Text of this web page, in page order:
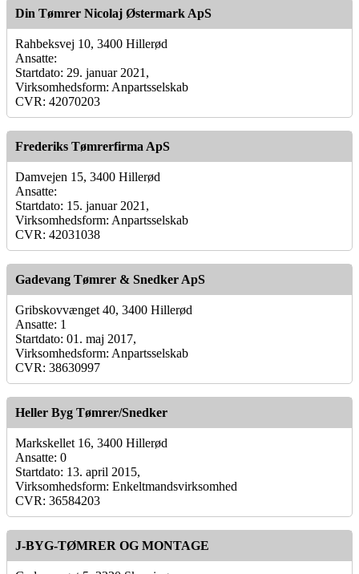
Din Tømrer Nicolaj Østermark ApS
Rahbeksvej 10, 3400 Hillerød
Ansatte:
Startdato: 29. januar 2021,
Virksomhedsform: Anpartsselskab
CVR: 42070203
Frederiks Tømrerfirma ApS
Damvejen 15, 3400 Hillerød
Ansatte:
Startdato: 15. januar 2021,
Virksomhedsform: Anpartsselskab
CVR: 42031038
Gadevang Tømrer & Snedker ApS
Gribskovvænget 40, 3400 Hillerød
Ansatte: 1
Startdato: 01. maj 2017,
Virksomhedsform: Anpartsselskab
CVR: 38630997
Heller Byg Tømrer/Snedker
Markskellet 16, 3400 Hillerød
Ansatte: 0
Startdato: 13. april 2015,
Virksomhedsform: Enkeltmandsvirksomhed
CVR: 36584203
J-BYG-TØMRER OG MONTAGE